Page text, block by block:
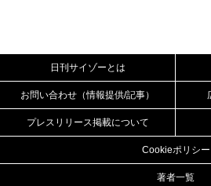
日刊サイゾーとは
お問い合わせ（情報提供/記事）
プレスリリース掲載について
Cookieポリシー
著者一覧